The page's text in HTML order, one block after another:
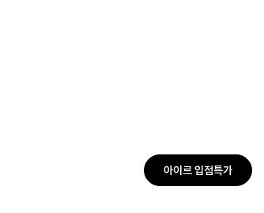
아이르 입점특가